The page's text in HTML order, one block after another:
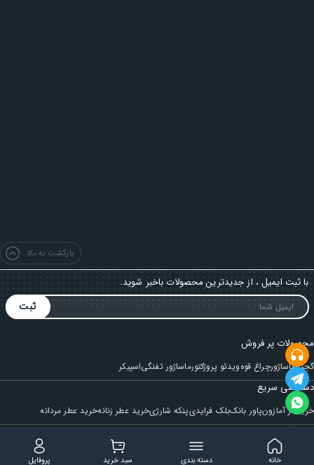
بازگشت به بالا
با ثبت ایمیل ، از جدیدترین محصولات باخبر شوید.
ثبت
محصولات پر فروش
گجتماساژورچراغ قوهویدئو پروژکتورماساژور تفنگیاسپیکر
دسترسی سریع
خرید از آمازونپاور بانکبلک فرایدیپنکه شارژیخرید عطر زنانهخرید عطر مردانه
فروشگاه
مجله ایران بابا قوانین و مقررات سوالات متداول پروفایل سبد خرید دسته بندی خانه